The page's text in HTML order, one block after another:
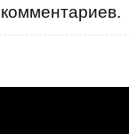
комментариев.